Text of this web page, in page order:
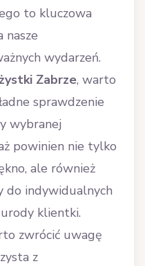
to kluczowa
nasze
wydarzeń.
Zabrze, warto
sprawdzenie
wybranej
powinien nie tylko
ale również
do indywidualnych
klientki.
zwrócić uwagę
z